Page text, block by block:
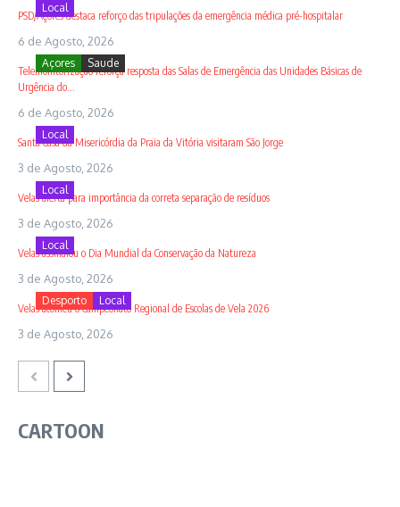
Local
PSD/Açores destaca reforço das tripulações da emergência médica pré-hospitalar
6 de Agosto, 2026
Açores Saude
Telemonitorização reforça resposta das Salas de Emergência das Unidades Básicas de
Urgência do...
6 de Agosto, 2026
Local
Santa Casa da Misericórdia da Praia da Vitória visitaram São Jorge
3 de Agosto, 2026
Local
Velas alerta para importância da correta separação de resíduos
3 de Agosto, 2026
Local
Velas assinalou o Dia Mundial da Conservação da Natureza
3 de Agosto, 2026
Desporto Local
Velas acolheu o Campeonato Regional de Escolas de Vela 2026
3 de Agosto, 2026
CARTOON